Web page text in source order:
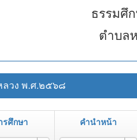
ธรรมศึ
ตำบล
ลวง พ.ศ.๒๕๖๘
รศึกษา คำนำหน้า